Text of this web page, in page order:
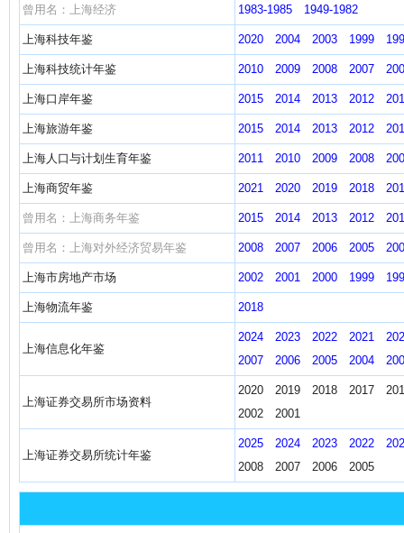
曾用名：上海经济 1983-1985 1949-1982
上海科技年鉴 2020 2004 2003 1999
上海科技统计年鉴 2010 2009 2008 2007
上海口岸年鉴 2015 2014 2013 2012
上海旅游年鉴 2015 2014 2013 2012
上海人口与计划生育年鉴 2011 2010 2009 2008
上海商贸年鉴 2021 2020 2019 2018
曾用名：上海商务年鉴 2015 2014 2013 2012
曾用名：上海对外经济贸易年鉴 2008 2007 2006 2005
上海市房地产市场 2002 2001 2000 1999
上海物流年鉴 2018
上海信息化年鉴
2024 2023 2022 2021
2007
2006 2005 2004
上海证券交易所市场资料
2020 2019 2018 2017
2002 2001
上海证券交易所统计年鉴
2025 2024 2023 2022
2008 2007 2006 2005